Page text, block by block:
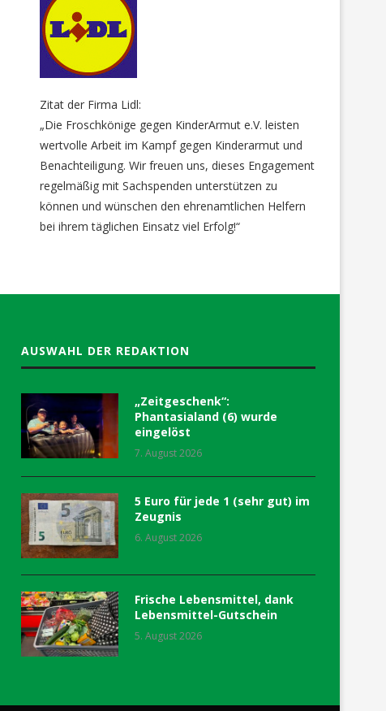
Zitat der Firma Lidl:
„Die Froschkönige gegen KinderArmut e.V. leisten
wertvolle Arbeit im Kampf gegen Kinderarmut und
Benachteiligung. Wir freuen uns, dieses Engagement
regelmäßig mit Sachspenden unterstützen zu
können und wünschen den ehrenamtlichen Helfern
bei ihrem täglichen Einsatz viel Erfolg!“
AUSWAHL DER REDAKTION
„Zeitgeschenk“:
Phantasialand (6) wurde
eingelöst
7. August 2026
5 Euro für jede 1 (sehr gut) im
Zeugnis
6. August 2026
Frische Lebensmittel, dank
Lebensmittel-Gutschein
5. August 2026